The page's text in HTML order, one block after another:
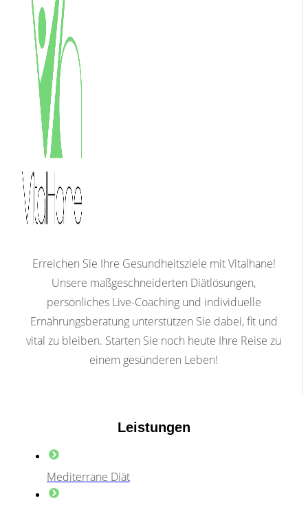
Erreichen Sie Ihre Gesundheitsziele mit Vitalhane!
Unsere maßgeschneiderten Diätlösungen,
persönliches Live-Coaching und individuelle
Ernährungsberatung unterstützen Sie dabei, fit und
vital zu bleiben. Starten Sie noch heute Ihre Reise zu
einem gesünderen Leben!
Leistungen
Mediterrane Diät